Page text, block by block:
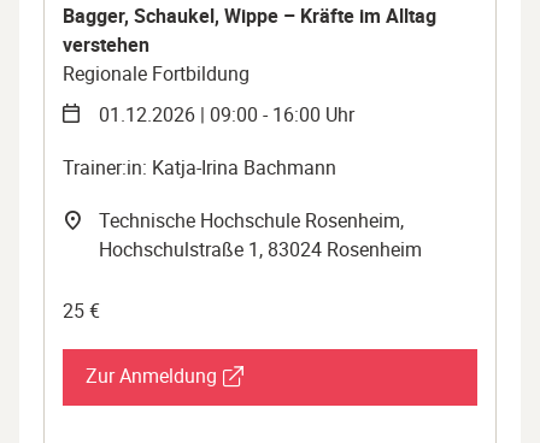
Bagger, Schaukel, Wippe – Kräfte im Alltag
verstehen
Regionale Fortbildung
01.12.2026 | 09:00 - 16:00 Uhr
Trainer:in: Katja-Irina Bachmann
Technische Hochschule Rosenheim,
Hochschulstraße 1, 83024 Rosenheim
25 €
Zur Anmeldung